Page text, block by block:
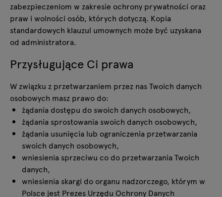
zabezpieczeniom w zakresie ochrony prywatności oraz
praw i wolności osób, których dotyczą. Kopia
standardowych klauzul umownych może być uzyskana
od administratora.
Przysługujące Ci prawa
W związku z przetwarzaniem przez nas Twoich danych
osobowych masz prawo do:
żądania dostępu do swoich danych osobowych,
żądania sprostowania swoich danych osobowych,
żądania usunięcia lub ograniczenia przetwarzania
swoich danych osobowych,
wniesienia sprzeciwu co do przetwarzania Twoich
danych,
wniesienia skargi do organu nadzorczego, którym w
Polsce jest Prezes Urzędu Ochrony Danych